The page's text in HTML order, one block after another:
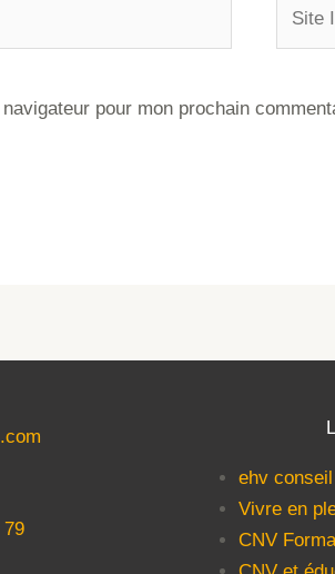
pour mon prochain
79
ehv conseil
Vivre en
CNV